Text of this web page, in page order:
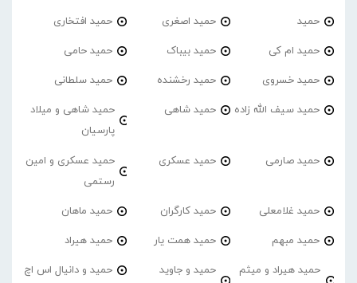
حمید حمید اصغری حمید افتخاری
حمید ام کی حمید بیباک حمید حامی
حمید خسروی حمید رخشنده حمید سلطانی
حمید سیف الله زاده حمید شاهی
حمید شاهی و میلاد
پارسیان
حمید صارمی حمید عسکری
حمید عسکری و امین
رستمی
حمید غلامعلی حمید کارگران حمید ماهان
حمید مبهم حمید همت یار حمید هیراد
حمید هیراد و میثم
حمید و جاوید
حمید و دانیال اس اچ